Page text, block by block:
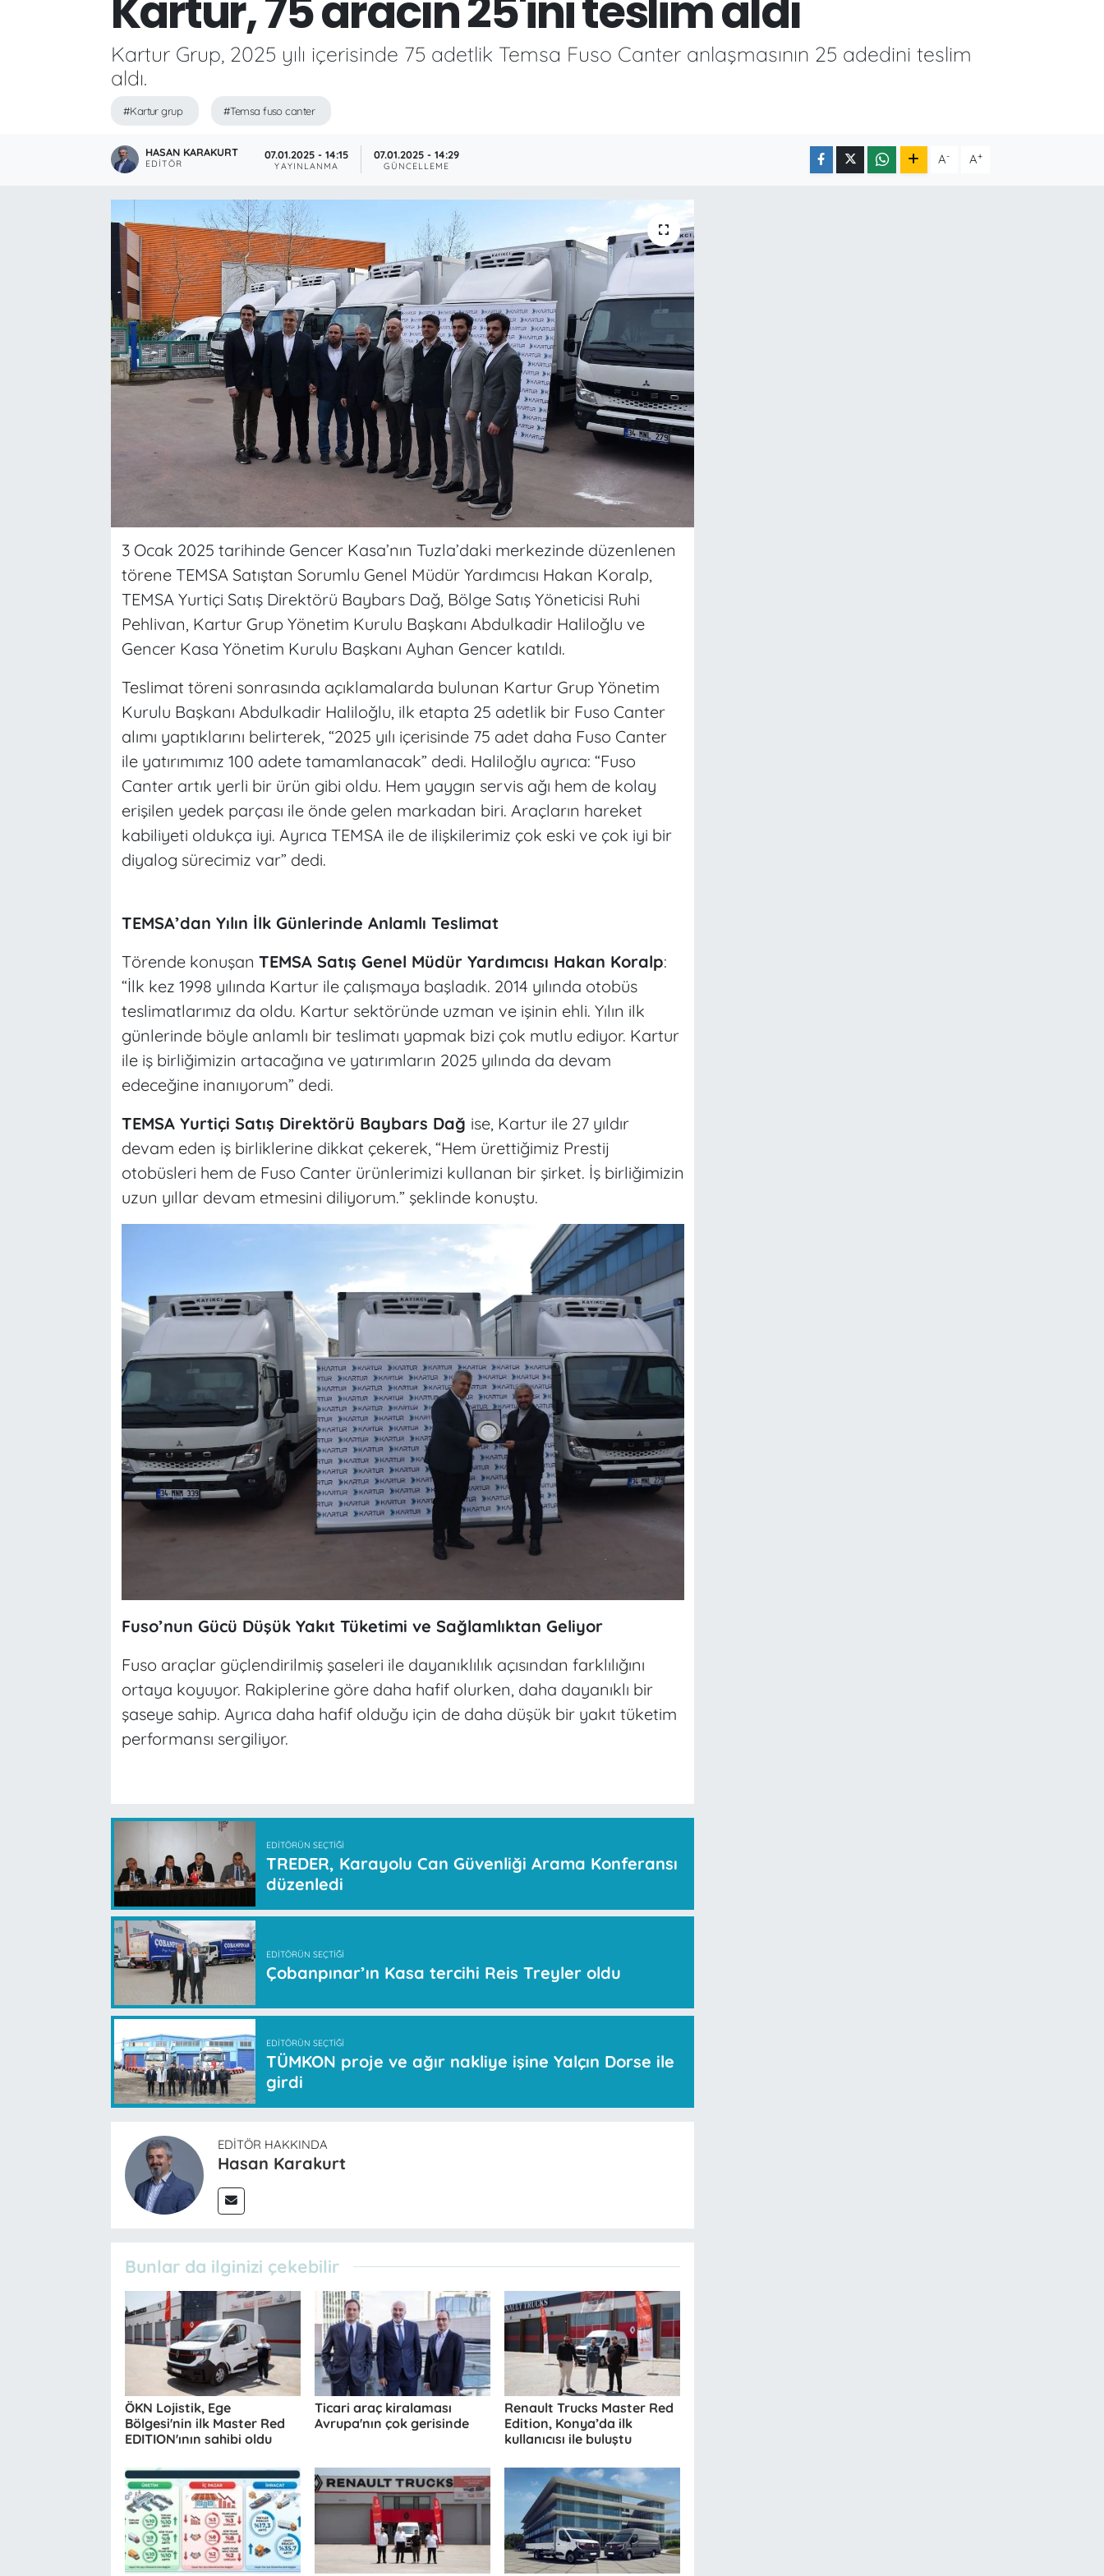
Kartur Grup, 2025 yılı içerisinde 75 adetlik Temsa Fuso Canter anlaşmasının 25 adedini teslim
aldı.
#Kartur grup #Temsa fuso canter
HASAN KARAKURT
EDITÖR
07.01.2025 - 14:15
YAYINLANMA
07.01.2025 - 14:29
GÜNCELLEME A- A+
3 Ocak 2025 tarihinde Gencer Kasa’nın Tuzla’daki merkezinde düzenlenen
törene TEMSA Satıştan Sorumlu Genel Müdür Yardımcısı Hakan Koralp,
TEMSA Yurtiçi Satış Direktörü Baybars Dağ, Bölge Satış Yöneticisi Ruhi
Pehlivan, Kartur Grup Yönetim Kurulu Başkanı Abdulkadir Haliloğlu ve
Gencer Kasa Yönetim Kurulu Başkanı Ayhan Gencer katıldı.
Teslimat töreni sonrasında açıklamalarda bulunan Kartur Grup Yönetim
Kurulu Başkanı Abdulkadir Haliloğlu, ilk etapta 25 adetlik bir Fuso Canter
alımı yaptıklarını belirterek, “2025 yılı içerisinde 75 adet daha Fuso Canter
ile yatırımımız 100 adete tamamlanacak” dedi. Haliloğlu ayrıca: “Fuso
Canter artık yerli bir ürün gibi oldu. Hem yaygın servis ağı hem de kolay
erişilen yedek parçası ile önde gelen markadan biri. Araçların hareket
kabiliyeti oldukça iyi. Ayrıca TEMSA ile de ilişkilerimiz çok eski ve çok iyi bir
diyalog sürecimiz var” dedi.
TEMSA’dan Yılın İlk Günlerinde Anlamlı Teslimat
Törende konuşan TEMSA Satış Genel Müdür Yardımcısı Hakan Koralp:
“İlk kez 1998 yılında Kartur ile çalışmaya başladık. 2014 yılında otobüs
teslimatlarımız da oldu. Kartur sektöründe uzman ve işinin ehli. Yılın ilk
günlerinde böyle anlamlı bir teslimatı yapmak bizi çok mutlu ediyor. Kartur
ile iş birliğimizin artacağına ve yatırımların 2025 yılında da devam
edeceğine inanıyorum” dedi.
TEMSA Yurtiçi Satış Direktörü Baybars Dağ ise, Kartur ile 27 yıldır
devam eden iş birliklerine dikkat çekerek, “Hem ürettiğimiz Prestij
otobüsleri hem de Fuso Canter ürünlerimizi kullanan bir şirket. İş birliğimizin
uzun yıllar devam etmesini diliyorum.” şeklinde konuştu.
Fuso’nun Gücü Düşük Yakıt Tüketimi ve Sağlamlıktan Geliyor
Fuso araçlar güçlendirilmiş şaseleri ile dayanıklılık açısından farklılığını
ortaya koyuyor. Rakiplerine göre daha hafif olurken, daha dayanıklı bir
şaseye sahip. Ayrıca daha hafif olduğu için de daha düşük bir yakıt tüketim
performansı sergiliyor.
EDITÖRÜN SEÇTIĞI
TREDER, Karayolu Can Güvenliği Arama Konferansı
düzenledi
EDITÖRÜN SEÇTIĞI
Çobanpınar’ın Kasa tercihi Reis Treyler oldu
EDITÖRÜN SEÇTIĞI
TÜMKON proje ve ağır nakliye işine Yalçın Dorse ile
girdi
EDITÖR HAKKINDA
Hasan Karakurt
Bunlar da ilginizi çekebilir
ÖKN Lojistik, Ege
Bölgesi'nin ilk Master Red
EDITION'ının sahibi oldu
Ticari araç kiralaması
Avrupa'nın çok gerisinde
Renault Trucks Master Red
Edition, Konya’da ilk
kullanıcısı ile buluştu